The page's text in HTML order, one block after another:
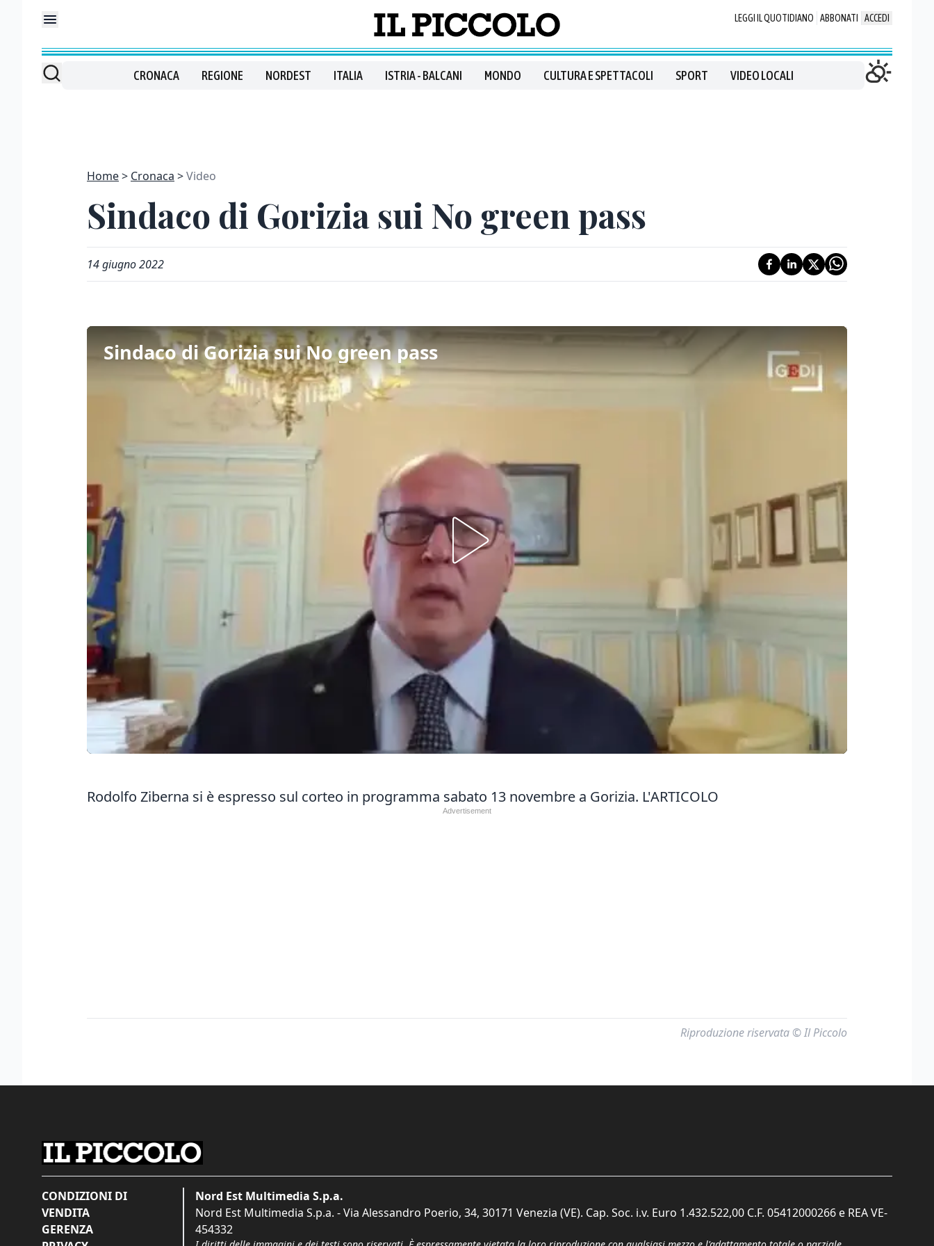
LEGGI IL QUOTIDIANO ABBONATI ACCEDI
CRONACA REGIONE NORDEST ITALIA ISTRIA - BALCANI MONDO CULTURA E SPETTACOLI SPORT VIDEO LOCALI
Home Cronaca Video
Sindaco di Gorizia sui No green pass
14 giugno 2022
Sindaco di Gorizia sui No green pass
Rodolfo Ziberna si è espresso sul corteo in programma sabato 13 novembre a Gorizia. L'ARTICOLO
Riproduzione riservata © Il Piccolo
CONDIZIONI DI
VENDITA
GERENZA
Nord Est Multimedia S.p.a.
Nord Est Multimedia S.p.a. - Via Alessandro Poerio, 34, 30171 Venezia (VE). Cap. Soc. i.v. Euro 1.432.522,00 C.F. 05412000266 e REA VE-
454332